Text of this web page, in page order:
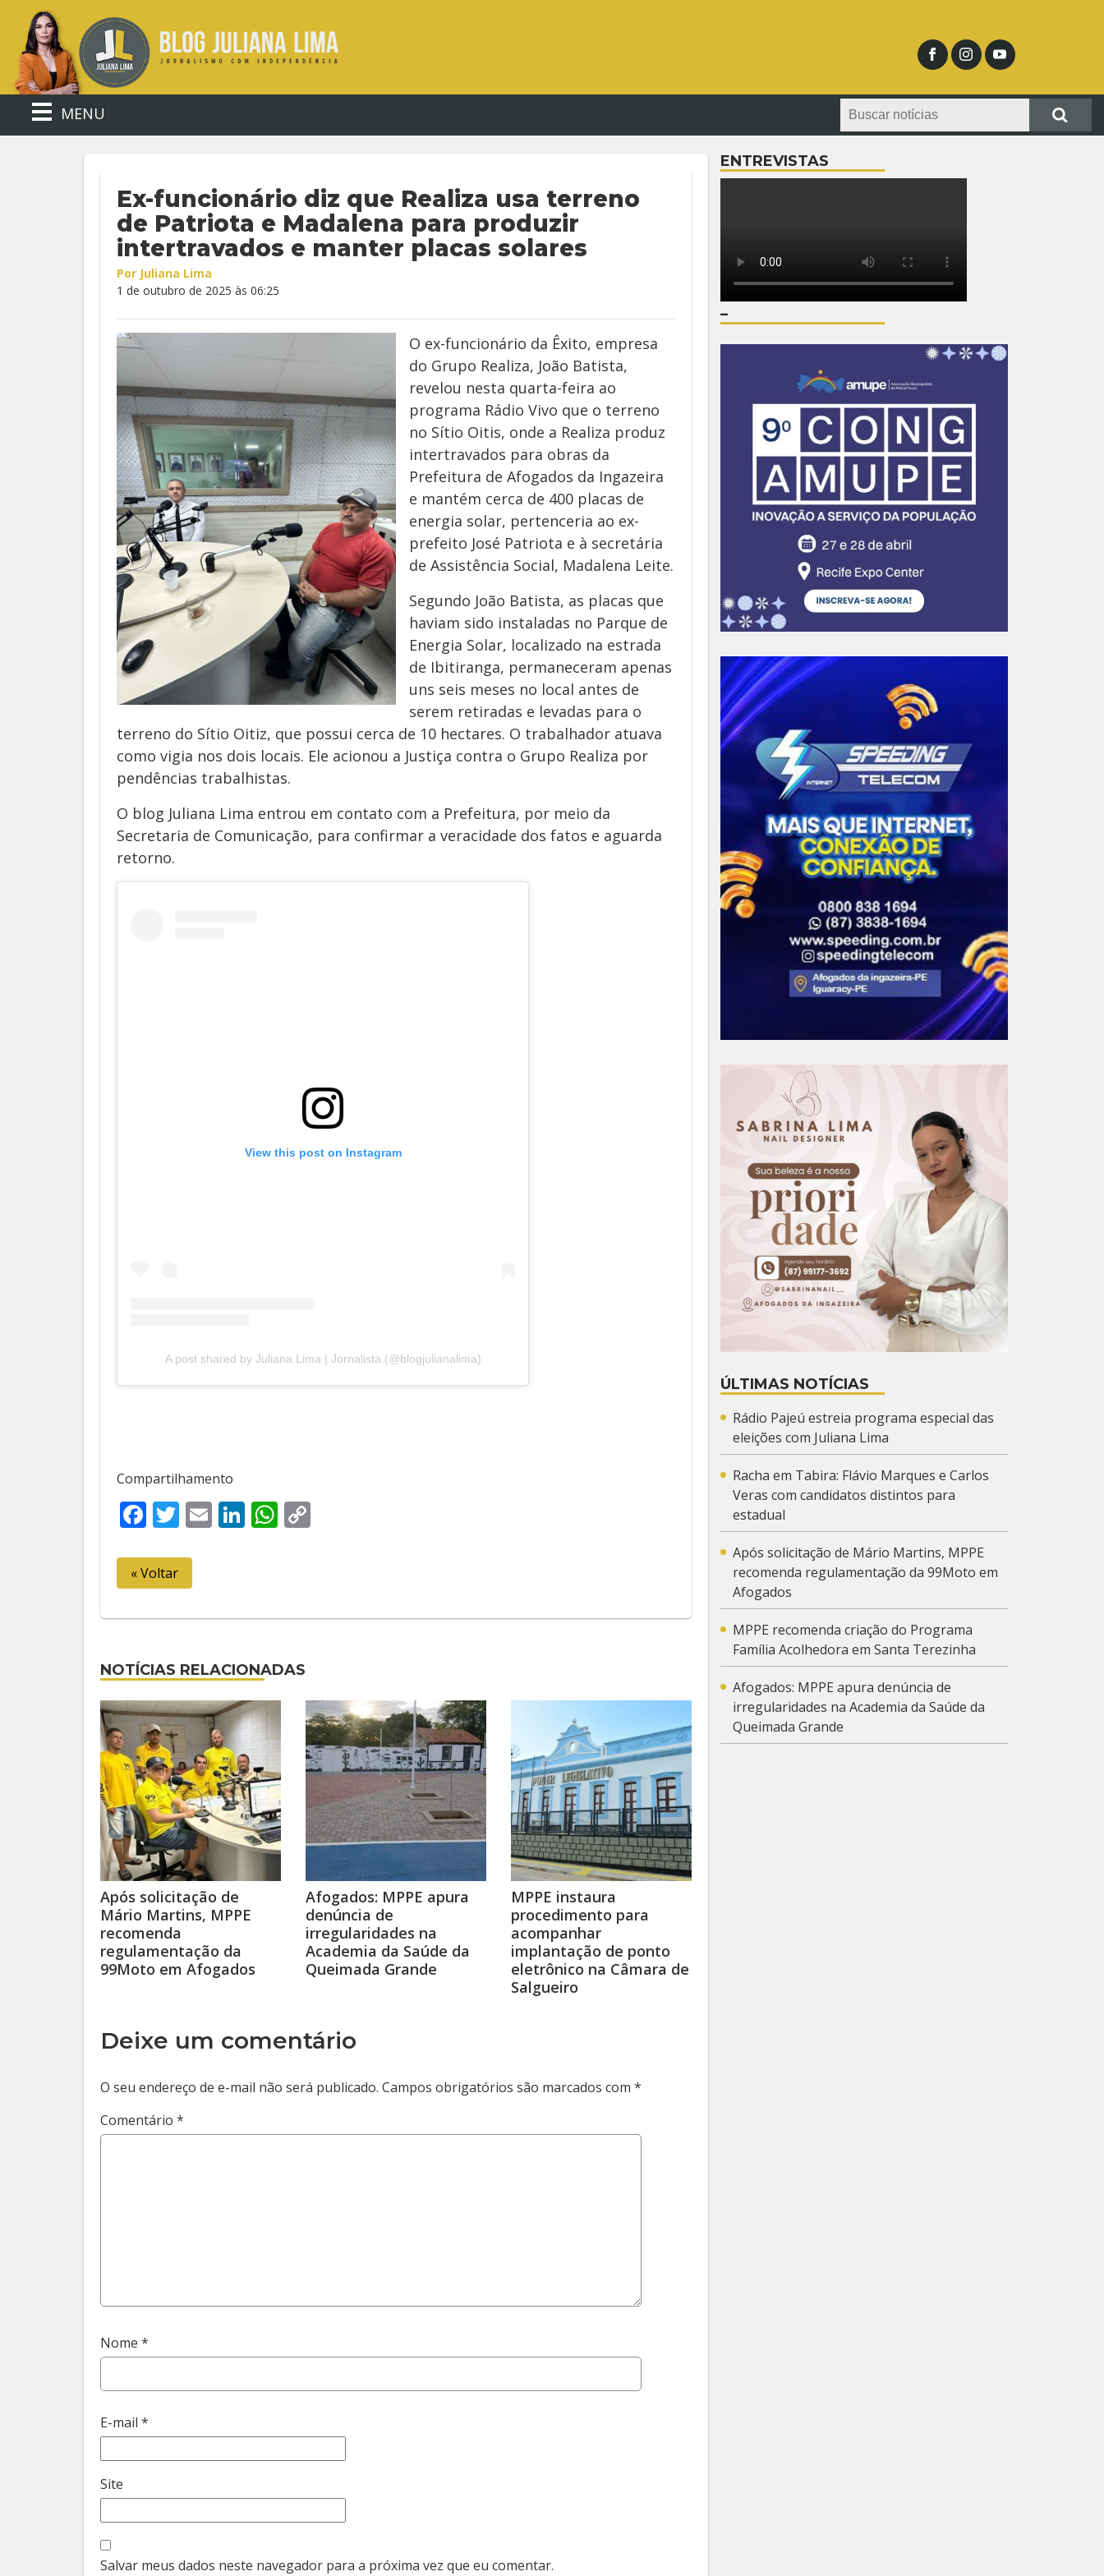
MENU
Ex-funcionário diz que Realiza usa terreno
de Patriota e Madalena para produzir
intertravados e manter placas solares
Por Juliana Lima
1 de outubro de 2025 às 06:25
O ex-funcionário da Êxito, empresa
do Grupo Realiza, João Batista,
revelou nesta quarta-feira ao
programa Rádio Vivo que o terreno
no Sítio Oitis, onde a Realiza produz
intertravados para obras da
Prefeitura de Afogados da Ingazeira
e mantém cerca de 400 placas de
energia solar, pertenceria ao ex-
prefeito José Patriota e à secretária
de Assistência Social, Madalena Leite.
Segundo João Batista, as placas que
haviam sido instaladas no Parque de
Energia Solar, localizado na estrada
de Ibitiranga, permaneceram apenas
uns seis meses no local antes de
serem retiradas e levadas para o
terreno do Sítio Oitiz, que possui cerca de 10 hectares. O trabalhador atuava
como vigia nos dois locais. Ele acionou a Justiça contra o Grupo Realiza por
pendências trabalhistas.
O blog Juliana Lima entrou em contato com a Prefeitura, por meio da
Secretaria de Comunicação, para confirmar a veracidade dos fatos e aguarda
retorno.
View this post on Instagram
A post shared by Juliana Lima | Jornalista (@blogjulianalima)
Compartilhamento
Facebook
Twitter
EmailLinkedIn
WhatsApp
« Voltar
NOTÍCIAS RELACIONADAS
Após solicitação de
Mário Martins, MPPE
recomenda
regulamentação da
99Moto em Afogados
Afogados: MPPE apura
denúncia de
irregularidades na
Academia da Saúde da
Queimada Grande
MPPE instaura
procedimento para
acompanhar
implantação de ponto
eletrônico na Câmara de
Salgueiro
Deixe um comentário
O seu endereço de e-mail não será publicado. Campos obrigatórios são marcados com *
Comentário *
Nome *
E-mail *
Site
Salvar meus dados neste navegador para a próxima vez que eu comentar.
ENTREVISTAS
–
ÚLTIMAS NOTÍCIAS
Rádio Pajeú estreia programa especial das
eleições com Juliana Lima
Racha em Tabira: Flávio Marques e Carlos
Veras com candidatos distintos para
estadual
Após solicitação de Mário Martins, MPPE
recomenda regulamentação da 99Moto em
Afogados
MPPE recomenda criação do Programa
Família Acolhedora em Santa Terezinha
Afogados: MPPE apura denúncia de
irregularidades na Academia da Saúde da
Queimada Grande